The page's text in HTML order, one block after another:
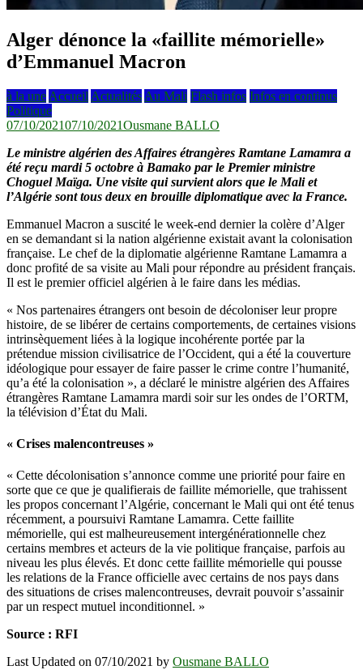
Alger dénonce la «faillite mémorielle»
d’Emmanuel Macron
à la une Accueil Actualités Au Mali Flash infos Infos en continus
Politique
07/10/202107/10/2021Ousmane BALLO
Le ministre algérien des Affaires étrangères Ramtane Lamamra a
été reçu mardi 5 octobre à Bamako par le Premier ministre
Choguel Maïga. Une visite qui survient alors que le Mali et
l’Algérie sont tous deux en brouille diplomatique avec la France.
Emmanuel Macron a suscité le week-end dernier la colère d’Alger
en se demandant si la nation algérienne existait avant la colonisation
française. Le chef de la diplomatie algérienne Ramtane Lamamra a
donc profité de sa visite au Mali pour répondre au président français.
Il est le premier officiel algérien à le faire dans les médias.
« Nos partenaires étrangers ont besoin de décoloniser leur propre
histoire, de se libérer de certains comportements, de certaines visions
intrinsèquement liées à la logique incohérente portée par la
prétendue mission civilisatrice de l’Occident, qui a été la couverture
idéologique pour essayer de faire passer le crime contre l’humanité,
qu’a été la colonisation », a déclaré le ministre algérien des Affaires
étrangères Ramtane Lamamra mardi soir sur les ondes de l’ORTM,
la télévision d’État du Mali.
« Crises malencontreuses »
« Cette décolonisation s’annonce comme une priorité pour faire en
sorte que ce que je qualifierais de faillite mémorielle, que trahissent
les propos concernant l’Algérie, concernant le Mali qui ont été tenus
récemment, a poursuivi Ramtane Lamamra. Cette faillite
mémorielle, qui est malheureusement intergénérationnelle chez
certains membres et acteurs de la vie politique française, parfois au
niveau les plus élevés. Et donc cette faillite mémorielle qui pousse
les relations de la France officielle avec certains de nos pays dans
des situations de crises malencontreuses, devrait pouvoir s’assainir
par un respect mutuel inconditionnel. »
Source : RFI
Last Updated on 07/10/2021 by Ousmane BALLO